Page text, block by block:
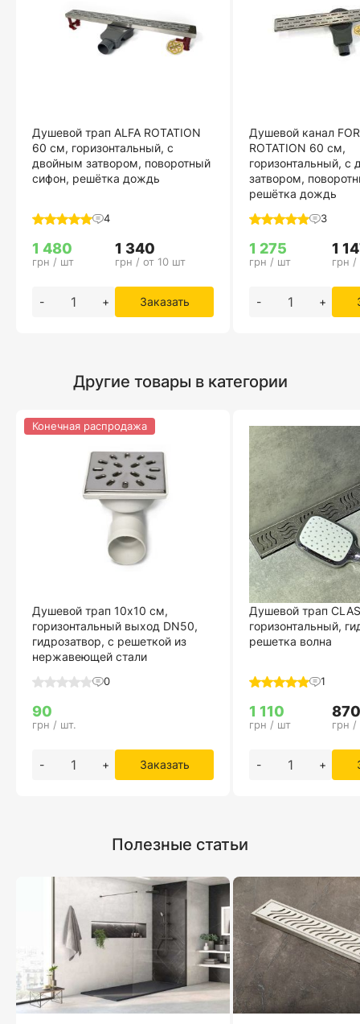
Душевой трап ALFA ROTATION
60 см, горизонтальный, с
двойным затвором, поворотный
сифон, решётка дождь
4
1 480
грн / шт
1 340
грн / от 10 шт
- + Заказать
Душевой канал
ROTATION 60 см,
горизонтальный, с
затвором,
решётка дождь
3
1 275
грн / шт
1
грн /
- +
Другие товары в категории
Душевой трап 10х10 см,
горизонтальный выход DN50,
гидрозатвор, с решеткой из
нержавеющей стали
0
90
грн / шт.
- + Заказать
Конечная распродажа
Душевой трап
горизонтальный,
решетка волна
1
1 110
грн / шт
870
грн /
- +
Полезные статьи